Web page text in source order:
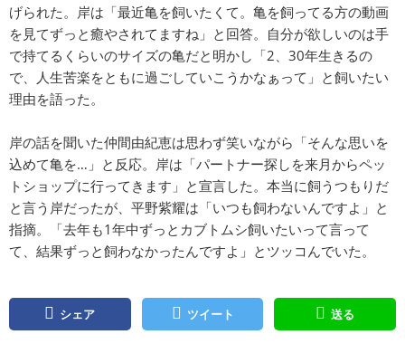
げられた。岸は「最近亀を飼いたくて。亀を飼ってる方の動画
を見てずっと癒やされてますね」と回答。自分が欲しいのは手
で持てるくらいのサイズの亀だと明かし「2、30年生きるの
で、人生苦楽をともに過ごしていこうかなぁって」と飼いたい
理由を語った。
岸の話を聞いた仲間由紀恵は思わず笑いながら「そんな思いを
込めて亀を…」と反応。岸は「パートナー探しを来月からペッ
トショップに行ってきます」と宣言した。本当に飼うつもりだ
と言う岸だったが、平野紫耀は「いつも飼わないんですよ」と
指摘。「去年も1年中ずっとカブトムシ飼いたいって言って
て、結果ずっと飼わなかったんですよ」とツッコんでいた。
シェア ツイート 送る